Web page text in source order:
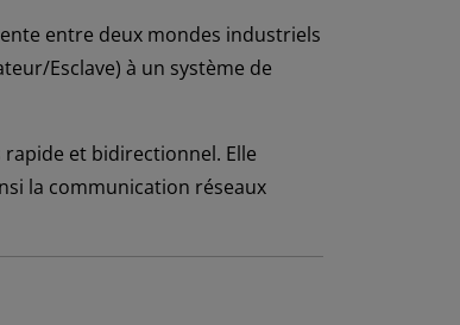
entre deux mondes industriels
Esclave) à un système de
et bidirectionnel. Elle
la communication réseaux